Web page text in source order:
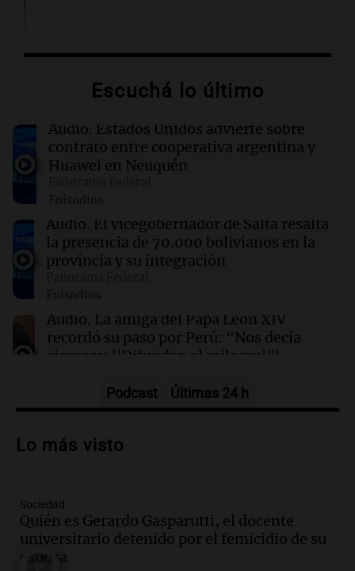
Tierras: ¿Y si en lugar de declamar la Patria
Adrián Simioni
Vicepresidente de Bolivia llama a corregir
rumbo ante crisis económica y de seguridad
15:51 Sociedad
Candela Arizaga habla sobre su relación con
Facundo Moyano tras declarar en la justicia
15:50 El Mundo Hoy
Taiwán ensaya cómo seguir existiendo
PorMarcos Calligaris
Escuchá lo último
Audio. Estados Unidos advierte sobre
contrato entre cooperativa argentina y
Huawei en Neuquén
Episodios
Audio. El vicegobernador de Salta resalta
la presencia de 70.000 bolivianos en la
provincia y su integración
Episodios
Audio. La amiga del Papa León XIV
recordó su paso por Perú: "Nos decía
siempre: ''Difundan el milagro''"
Audio.Santa Fe, segunda provincia con
de Casa del Encuentro
Audio.
viviendas paralizadas tras el cierre de
Procrear en la provincia
Panorama Federal
Podcast Últimas 24 h
Lo más visto
Sociedad
Quién es Gerardo Gasparutti, el docente
universitario detenido por el femicidio de su
esposa